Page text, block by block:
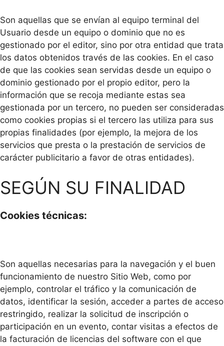
Son aquellas que se envían al equipo terminal del
Usuario desde un equipo o dominio que no es
gestionado por el editor, sino por otra entidad que trata
los datos obtenidos través de las cookies. En el caso
de que las cookies sean servidas desde un equipo o
dominio gestionado por el propio editor, pero la
información que se recoja mediante estas sea
gestionada por un tercero, no pueden ser consideradas
como cookies propias si el tercero las utiliza para sus
propias finalidades (por ejemplo, la mejora de los
servicios que presta o la prestación de servicios de
carácter publicitario a favor de otras entidades).
SEGÚN SU FINALIDAD
Cookies técnicas:
Son aquellas necesarias para la navegación y el buen
funcionamiento de nuestro Sitio Web, como por
ejemplo, controlar el tráfico y la comunicación de
datos, identificar la sesión, acceder a partes de acceso
restringido, realizar la solicitud de inscripción o
participación en un evento, contar visitas a efectos de
la facturación de licencias del software con el que